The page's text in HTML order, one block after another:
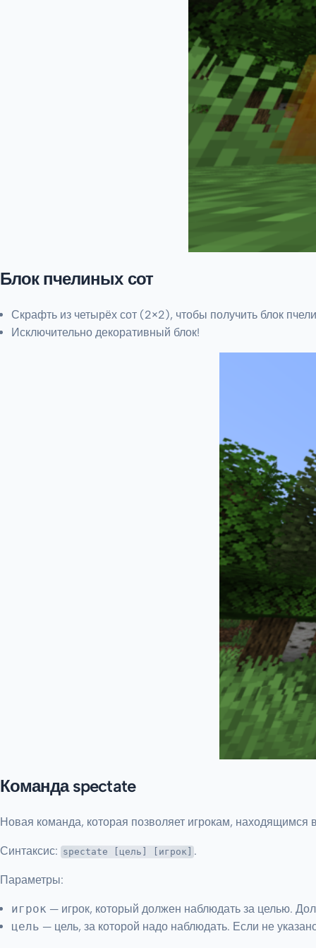
Блок пчелиных сот
Скрафть из четырёх сот (2×2), чтобы получить блок
Исключительно декоративный блок!
Команда spectate
Новая команда, которая позволяет игрокам,
Синтаксис: spectate [цель] [игрок] .
Параметры:
игрок — игрок, который должен наблюдать за целью.
цель — цель, за которой надо наблюдать. Если не